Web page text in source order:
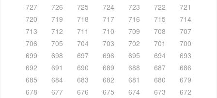
727
726 725 724 723 722
721
720
719 718 717 716 715
714
713
712 711 710 709 708
707
706
705 704 703 702 701
700
699
698 697 696 695 694
693
692
691 690 689 688 687
686
685
684 683 682 681 680
679
678
677 676 675 674 673
672